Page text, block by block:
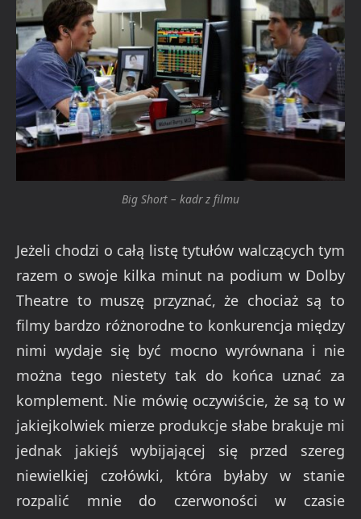
Big Short – kadr z filmu
Jeżeli chodzi o całą listę tytułów walczących tym
razem o swoje kilka minut na podium w Dolby
Theatre to muszę przyznać, że chociaż są to
filmy bardzo różnorodne to konkurencja między
nimi wydaje się być mocno wyrównana i nie
można tego niestety tak do końca uznać za
komplement. Nie mówię oczywiście, że są to w
jakiejkolwiek mierze produkcje słabe brakuje mi
jednak jakiejś wybijającej się przed szereg
niewielkiej czołówki, która byłaby w stanie
rozpalić mnie do czerwoności w czasie